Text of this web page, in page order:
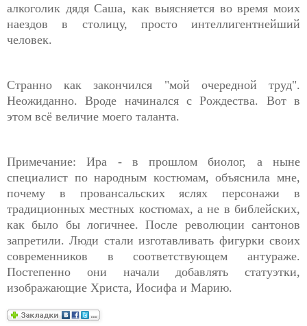
алкоголик дядя Саша, как выясняется во время моих
наездов в столицу, просто интеллигентнейший
человек.
Странно как закончился "мой очередной труд".
Неожиданно. Вроде начинался с Рождества. Вот в
этом всё величие моего таланта.
Примечание: Ира - в прошлом биолог, а ныне
специалист по народным костюмам, объяснила мне,
почему в провансальских яслях персонажи в
традиционных местных костюмах, а не в библейских,
как было бы логичнее. После революции сантонов
запретили. Люди стали изготавливать фигурки своих
современников в соответствующем антураже.
Постепенно они начали добавлять статуэтки,
изображающие Христа, Иосифа и Марию.